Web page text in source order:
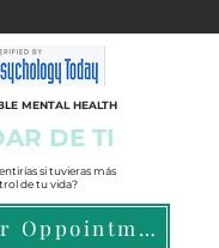
MENTAL HEALTH
DE TI
si tuvieras más
de tu vida?
Book your Oppointment